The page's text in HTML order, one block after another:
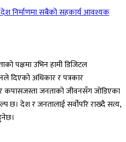
: देश निर्माणमा सबैको सहकार्य आवश्यक
पक्षमा उभिन हामी डिजिटल
दिएको अधिकार र पत्रकार
र कपासजस्ता जनताको जीवनसँग जोडिएका
छ। देश र जनतालाई सर्वोपरि राख्दै सत्य,